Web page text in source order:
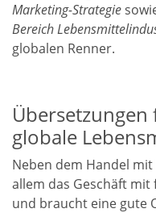
Marketing-Strategie
Bereich
globalen Renner.
globale
Neben dem Handel
allem das Geschäft
und braucht eine gute